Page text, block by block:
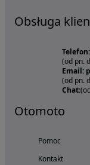
Obsługa
(od pn.
Email:
(od pn.
Chat:
Otomoto
Pomoc
Kontakt